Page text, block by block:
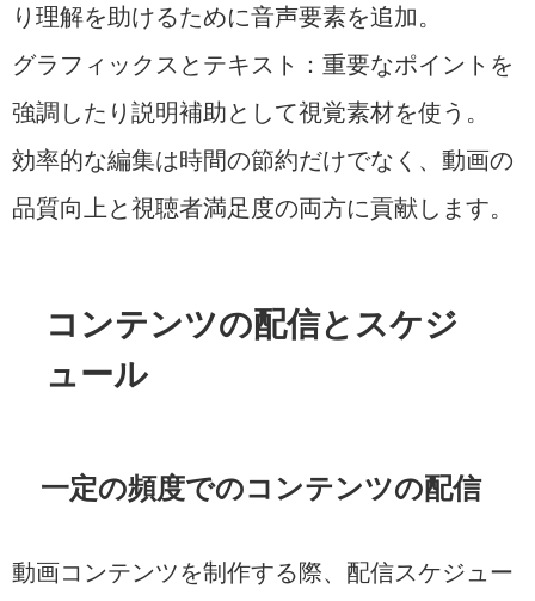
り理解を助けるために音声要素を追加。
グラフィックスとテキスト：重要なポイントを
強調したり説明補助として視覚素材を使う。
効率的な編集は時間の節約だけでなく、動画の
品質向上と視聴者満足度の両方に貢献します。
コンテンツの配信とスケジ
ュール
一定の頻度でのコンテンツの配信
動画コンテンツを制作する際、配信スケジュー